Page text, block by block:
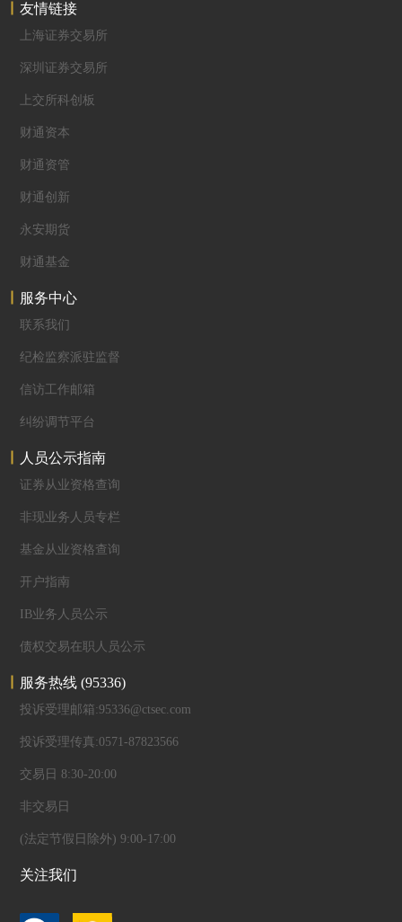
友情链接
上海证券交易所
深圳证券交易所
上交所科创板
财通资本
财通资管
财通创新
永安期货
财通基金
服务中心
联系我们
纪检监察派驻监督
信访工作邮箱
纠纷调节平台
人员公示指南
证券从业资格查询
非现业务人员专栏
基金从业资格查询
开户指南
IB业务人员公示
债权交易在职人员公示
服务热线(95336)
投诉受理邮箱:95336@ctsec.com
投诉受理传真:0571-87823566
交易日 8:30-20:00
非交易日
(法定节假日除外) 9:00-17:00
关注我们